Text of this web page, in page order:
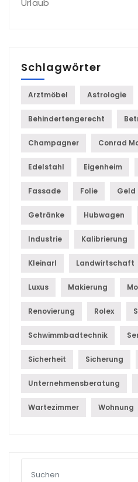
Urlaub
Schlagwörter
Arztmöbel Astrologie
Behindertengerecht
Champagner Conrad
Edelstahl Eigenheim
Fassade Folie Geld
Getränke Hubwagen
Industrie Kalibrierung
Kleinarl Landwirtschaft
Luxus Makierung
Renovierung Rolex
Schwimmbadtechnik
Sicherheit Sicherung
Unternehmensberatung
Wartezimmer Wohnung